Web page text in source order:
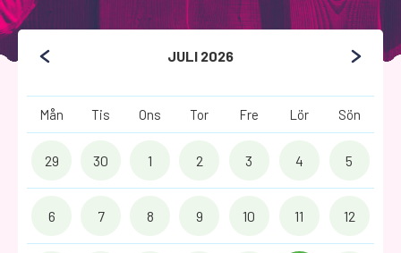
JULI 2026
Mån Tis Ons Tor Fre Lör Sön
29 30 1 2 3 4 5
6 7 8 9 10 11 12